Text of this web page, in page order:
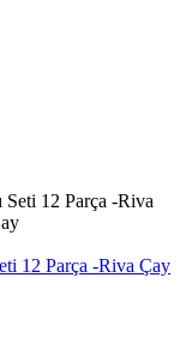
12 Parça -Riva Çay